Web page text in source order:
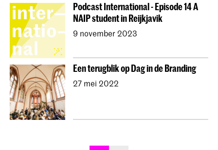
Podcast International - Episode 14 A
NAIP student in Reijkjavik
9 november 2023
Een terugblik op Dag in de Branding
27 mei 2022